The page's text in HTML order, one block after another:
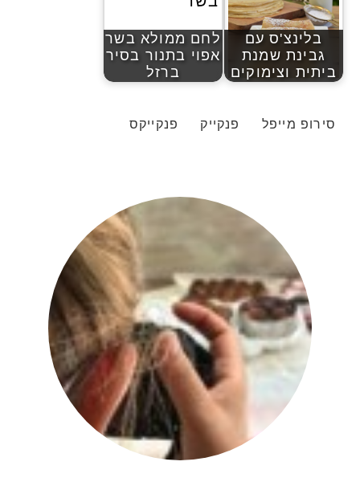
בלינצ'ס עם
גבינת שמנת
ביתית וצימוקים
לחם ממולא בשר
אפוי בתנור בסיר
ברזל
סירופ מייפל פנקייק פנקייקס